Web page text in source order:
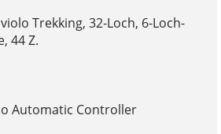
Trekking, 32-Loch, 6-Loch-
44 Z.
Automatic Controller